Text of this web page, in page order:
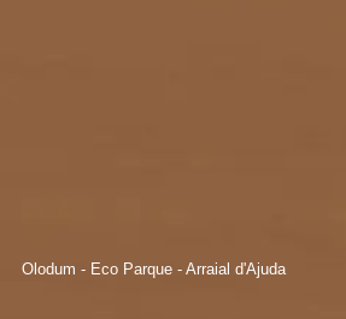
Olodum - Eco Parque - Arraial d'Ajuda